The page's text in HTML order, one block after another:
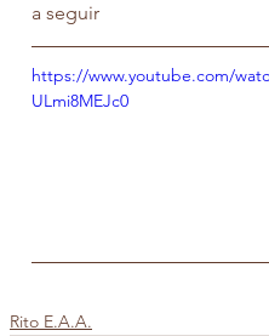
a seguir
https://www.youtube.com/
ULmi8MEJc0
Rito E.A.A.